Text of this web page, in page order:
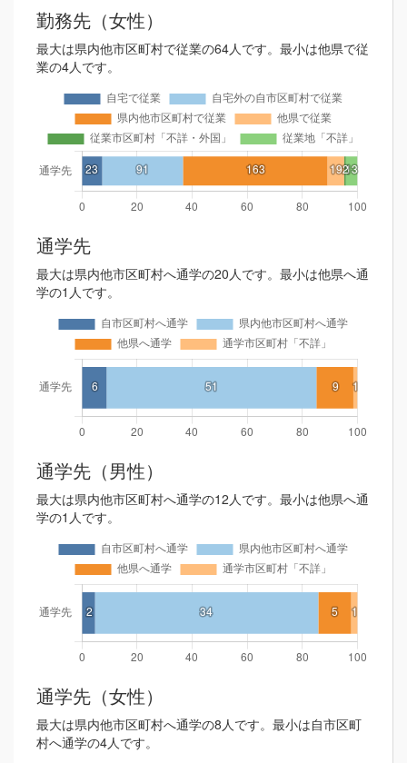
勤務先（女性）
最大は県内他市区町村で従業の64人です。最小は他県で従
業の4人です。
通学先
最大は県内他市区町村へ通学の20人です。最小は他県へ通
学の1人です。
通学先（男性）
最大は県内他市区町村へ通学の12人です。最小は他県へ通
学の1人です。
通学先（女性）
最大は県内他市区町村へ通学の8人です。最小は自市区町
村へ通学の4人です。